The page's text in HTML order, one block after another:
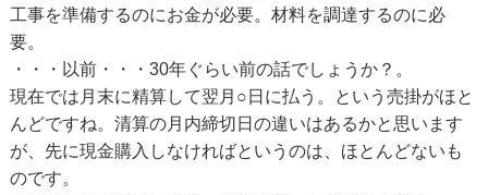
工事を準備するのにお金が必要。材料を調達するのに必
要。
・・・以前・・・30年ぐらい前の話でしょうか？。
現在では月末に精算して翌月○日に払う。という売掛がほと
んどですね。清算の月内締切日の違いはあるかと思います
が、先に現金購入しなければというのは、ほとんどないも
のです。